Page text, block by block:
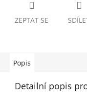
ZEPTAT SE
Popis
Detailní popis